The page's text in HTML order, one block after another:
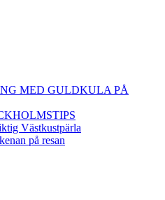
MED GULDKULA PÅ
Västkustpärla
på resan